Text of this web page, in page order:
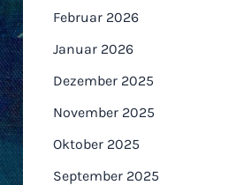
Februar 2026
Januar 2026
Dezember 2025
November 2025
Oktober 2025
September 2025